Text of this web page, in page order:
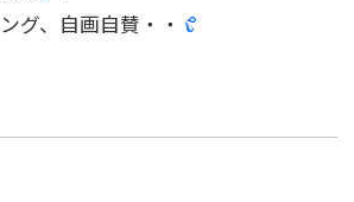
グ、自画自賛・・